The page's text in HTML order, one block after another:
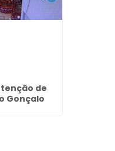
de
Gonçalo